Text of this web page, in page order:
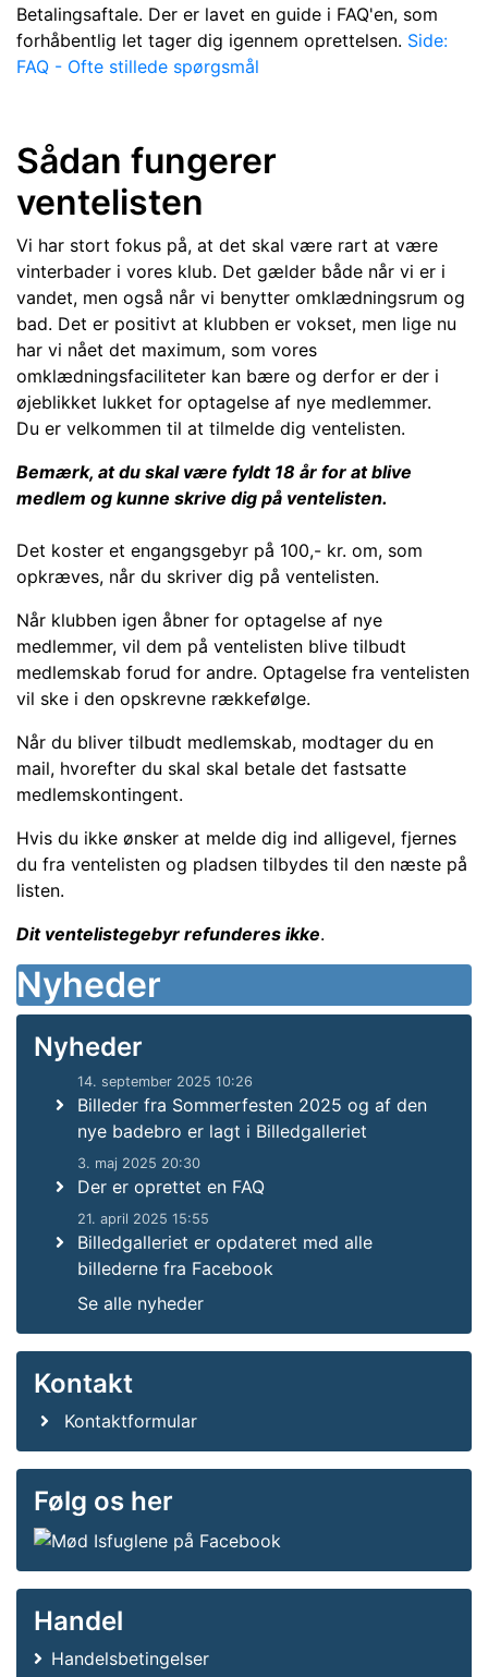
Betalingsaftale. Der er lavet en guide i FAQ'en, som
forhåbentlig let tager dig igennem oprettelsen. Side:
FAQ - Ofte stillede spørgsmål
Sådan fungerer
ventelisten
Vi har stort fokus på, at det skal være rart at være
vinterbader i vores klub. Det gælder både når vi er i
vandet, men også når vi benytter omklædningsrum og
bad. Det er positivt at klubben er vokset, men lige nu
har vi nået det maximum, som vores
omklædningsfaciliteter kan bære og derfor er der i
øjeblikket lukket for optagelse af nye medlemmer.
Du er velkommen til at tilmelde dig ventelisten.
Bemærk, at du skal være fyldt 18 år for at blive
medlem og kunne skrive dig på ventelisten.
Det koster et engangsgebyr på 100,- kr. om, som
opkræves, når du skriver dig på ventelisten.
Når klubben igen åbner for optagelse af nye
medlemmer, vil dem på ventelisten blive tilbudt
medlemskab forud for andre. Optagelse fra ventelisten
vil ske i den opskrevne rækkefølge.
Når du bliver tilbudt medlemskab, modtager du en
mail, hvorefter du skal skal betale det fastsatte
medlemskontingent.
Hvis du ikke ønsker at melde dig ind alligevel, fjernes
du fra ventelisten og pladsen tilbydes til den næste på
listen.
Dit ventelistegebyr refunderes ikke.
Nyheder
Nyheder
14. september 2025 10:26
Billeder fra Sommerfesten 2025 og af den
nye badebro er lagt i Billedgalleriet
3. maj 2025 20:30
Der er oprettet en FAQ
21. april 2025 15:55
Billedgalleriet er opdateret med alle
billederne fra Facebook
Se alle nyheder
Kontakt
Kontaktformular
Følg os her
Handel
Handelsbetingelser